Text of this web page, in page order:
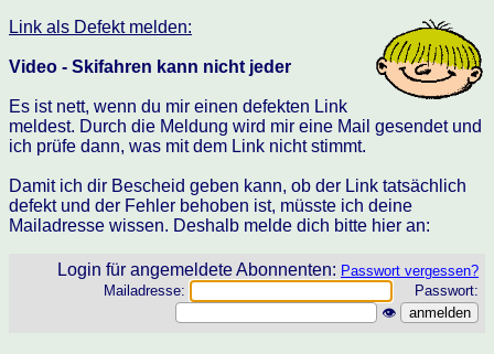
Link als Defekt melden:
Video - Skifahren kann nicht jeder
Es ist nett, wenn du mir einen defekten Link
meldest. Durch die Meldung wird mir eine Mail gesendet und
ich prüfe dann, was mit dem Link nicht stimmt.
Damit ich dir Bescheid geben kann, ob der Link tatsächlich
defekt und der Fehler behoben ist, müsste ich deine
Mailadresse wissen. Deshalb melde dich bitte hier an:
Login für angemeldete Abonnenten: Passwort vergessen?
Mailadresse:
Passwort:
👁